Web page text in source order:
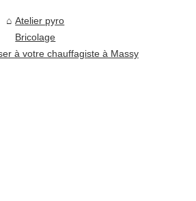
Atelier pyro
Bricolage
à votre chauffagiste à Massy